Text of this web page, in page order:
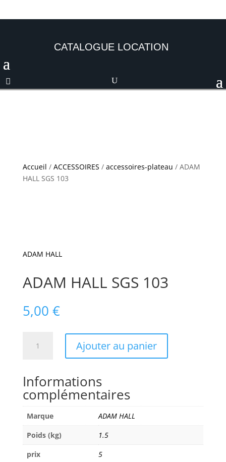
CATALOGUE LOCATION
Accueil / ACCESSOIRES / accessoires-plateau / ADAM
HALL SGS 103
ADAM HALL
ADAM HALL SGS 103
5,00 €
SGS
103
Ajouter au panier
Informations
complémentaires
Marque
ADAM HALL
Poids (kg)
1.5
prix
5